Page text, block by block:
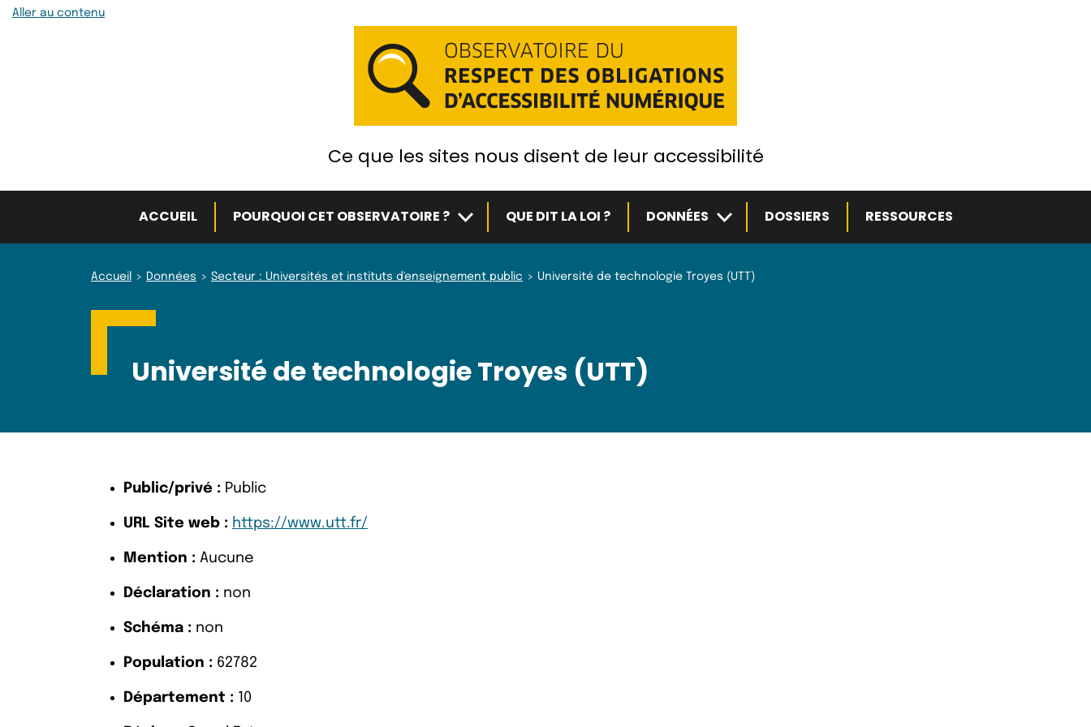
Aller au contenu
Ce que les sites nous disent de leur accessibilité
ACCUEIL POURQUOI CET OBSERVATOIRE ? Sous-menuQUE DIT LA LOI ? DONNÉES Sous-menuDOSSIERS RESSOURCES
Accueil Données Secteur : Universités et instituts d'enseignement public Université de technologie Troyes (UTT)
Université de technologie Troyes (UTT)
Public/privé : Public
URL Site web : https://www.utt.fr/
Mention : Aucune
Déclaration : non
Schéma : non
Population : 62782
Département : 10